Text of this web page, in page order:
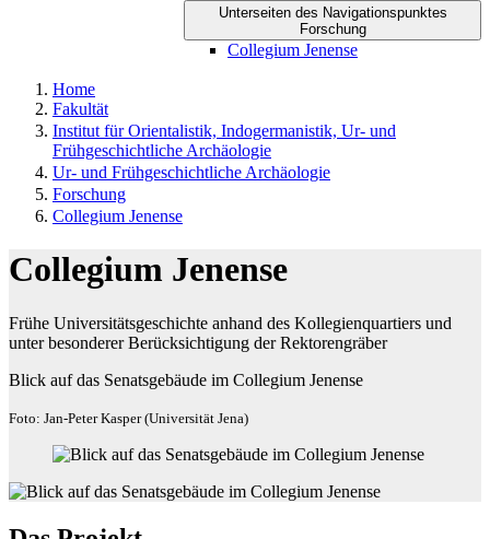
Unterseiten des Navigationspunktes
Forschung
Collegium Jenense
Home
Fakultät
Institut für Orientalistik, Indogermanistik, Ur- und
Frühgeschichtliche Archäologie
Ur- und Frühgeschichtliche Archäologie
Forschung
Collegium Jenense
Collegium Jenense
Frühe Universitätsgeschichte anhand des Kollegienquartiers und
unter besonderer Berücksichtigung der Rektorengräber
Blick auf das Senatsgebäude im Collegium Jenense
Foto: Jan-Peter Kasper (Universität Jena)